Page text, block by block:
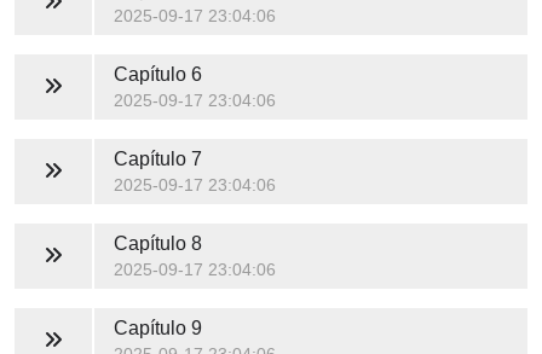
2025-09-17 23:04:06
Capítulo 6
2025-09-17 23:04:06
Capítulo 7
2025-09-17 23:04:06
Capítulo 8
2025-09-17 23:04:06
Capítulo 9